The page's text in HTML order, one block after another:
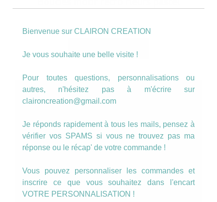
8.00€
Bienvenue sur CLAIRON CREATION
Je vous souhaite une belle visite !
Pour toutes questions, personnalisations ou
autres, n'hésitez pas à m'écrire sur
claironcreation@gmail.com
Je réponds rapidement à tous les mails, pensez à
vérifier vos SPAMS si vous ne trouvez pas ma
réponse ou le récap' de votre commande !
Vous pouvez personnaliser les commandes et
inscrire ce que vous souhaitez dans l'encart
VOTRE PERSONNALISATION !